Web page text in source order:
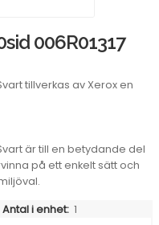
006R01317
tillverkas av Xerox en
är till en betydande del
på ett enkelt sätt och
Antal i enhet: 1